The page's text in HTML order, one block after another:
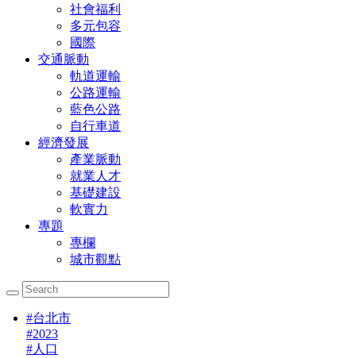
社會福利
多元包容
國際
交通脈動
軌道運輸
公路運輸
藍色公路
自行車道
經濟發展
產業脈動
就業人才
基礎建設
軟實力
專題
專欄
城市觀點
#台北市
#2023
#人口